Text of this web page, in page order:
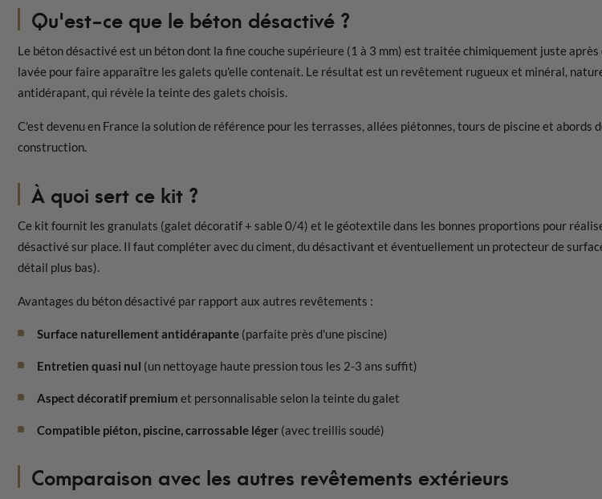
Qu'est-ce que le béton désactivé ?
Le béton désactivé est un béton dont la fine couche supérieure (1 à 3 mm) est traitée chimiquement juste après
lavée pour faire apparaître les galets qu'elle contenait. Le résultat est un revêtement rugueux et minéral,
antidérapant, qui révèle la teinte des galets choisis.
C'est devenu en France la solution de référence pour les terrasses, allées piétonnes, tours de piscine et abords
construction.
À quoi sert ce kit ?
Ce kit fournit les granulats (galet décoratif + sable 0/4) et le géotextile dans les bonnes proportions pour
désactivé sur place. Il faut compléter avec du ciment, du désactivant et éventuellement un protecteur de
détail plus bas).
Avantages du béton désactivé par rapport aux autres revêtements :
Surface naturellement antidérapante (parfaite près d'une piscine)
Entretien quasi nul (un nettoyage haute pression tous les 2-3 ans suffit)
Aspect décoratif premium et personnalisable selon la teinte du galet
Compatible piéton, piscine, carrossable léger (avec treillis soudé)
Comparaison avec les autres revêtements extérieurs